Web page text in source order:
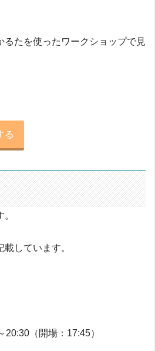
るたを使ったワークショップで見
る
しています。
（開場：17:45）